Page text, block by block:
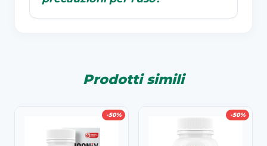
Prodotti simili
-50% -50%